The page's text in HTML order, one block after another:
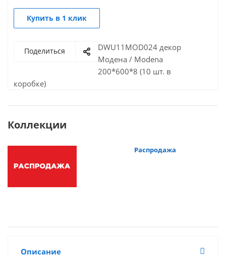
Купить в 1 клик
Поделиться
DWU11MOD024 декор
Модена / Modena
200*600*8 (10 шт. в
коробке)
Коллекции
Распродажа
Описание